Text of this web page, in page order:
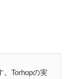
。Torhopの実